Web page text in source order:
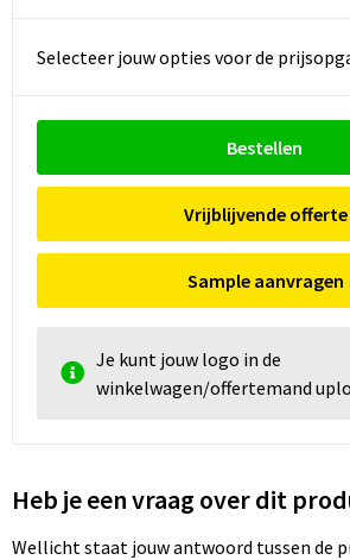
Selecteer jouw opties voor de
Bestellen
Vrijblijvende offerte
Sample aanvragen
Je kunt jouw logo in de
winkelwagen/offertemand
Heb je een vraag over dit
Wellicht staat jouw antwoord tussen de